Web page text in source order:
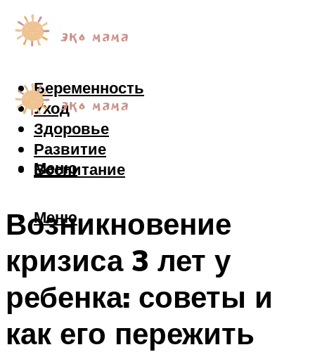
Беременность
Уход
Здоровье
Развитие
Воспитание
Меню
Меню
Возникновение
кризиса 3 лет у
ребенка: советы и
как его пережить